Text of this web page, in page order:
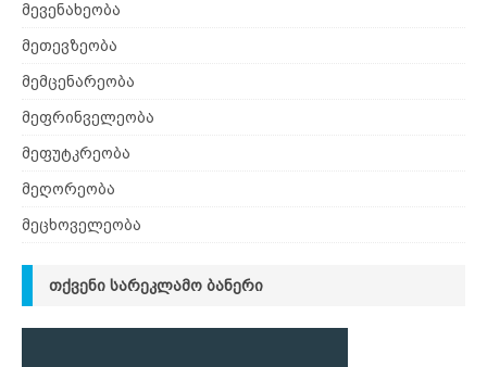
მევენახეობა
მეთევზეობა
მემცენარეობა
მეფრინველეობა
მეფუტკრეობა
მეღორეობა
მეცხოველეობა
ᲗᲥᲕᲔᲜᲘ ᲡᲐᲠᲔᲙᲚᲐᲛᲝ ᲑᲐᲜᲔᲠᲘ